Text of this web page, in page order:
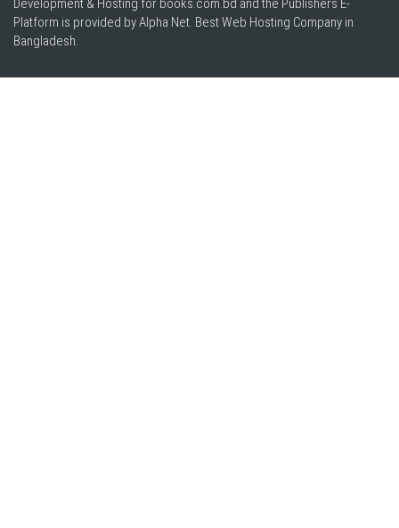
Development & Hosting for books.com.bd and the Publishers E-
Platform is provided by Alpha Net. BestWeb Hosting Company in
Bangladesh.